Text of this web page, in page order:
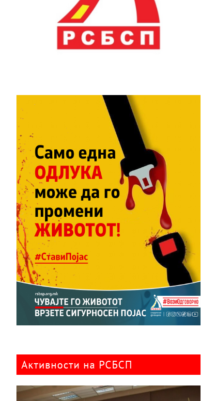
Активности на РСБСП